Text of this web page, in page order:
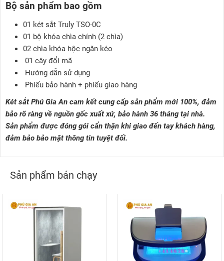
Bộ sản phẩm bao gồm
01 két sắt Truly TSO-0C
01 bộ khóa chìa chính (2 chìa)
02 chìa khóa hộc ngăn kéo
01 cây đổi mã
Hướng dẫn sử dụng
Phiếu bảo hành + phiếu giao hàng
Két sắt Phú Gia An cam kết cung cấp sản phẩm mới 100%, đảm
bảo rõ ràng về nguồn gốc xuất xứ, bảo hành 36 tháng tại nhà.
Sản phẩm được đóng gói cẩn thận khi giao đến tay khách hàng,
đảm bảo bảo mật thông tin tuyệt đối.
Sản phẩm bán chạy